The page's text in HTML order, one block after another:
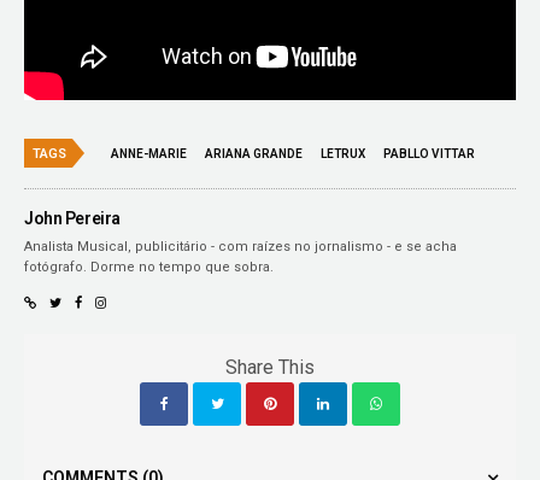
TAGS ANNE-MARIE ARIANA GRANDE LETRUX PABLLO VITTAR
John Pereira
Analista Musical, publicitário - com raízes no jornalismo - e se acha
fotógrafo. Dorme no tempo que sobra.
Share This